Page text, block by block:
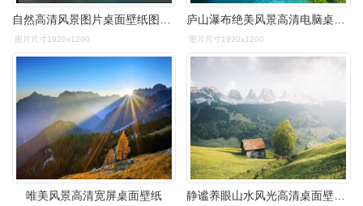
图片尺寸1920x1200 图片尺寸1920x1200
唯美风景高清宽屏桌面壁纸